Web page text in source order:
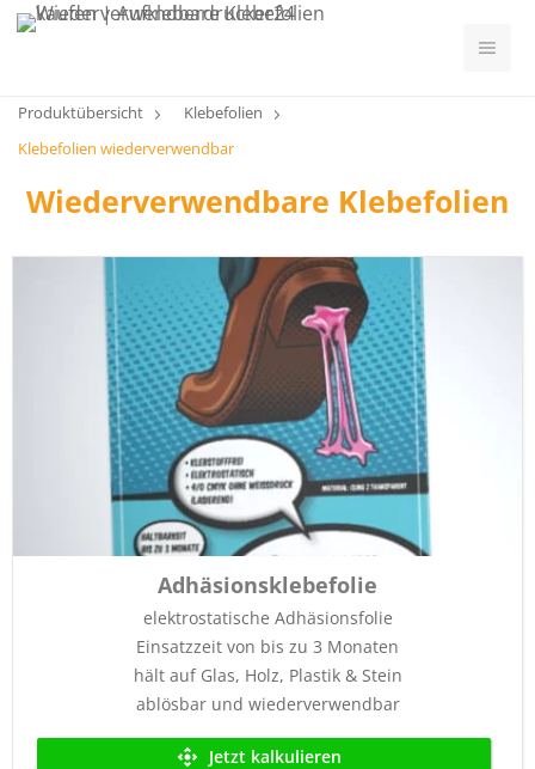
Produktübersicht
Klebefolien
Klebefolien wiederverwendbar
Wiederverwendbare Klebefolien
Adhäsionsklebefolie
elektrostatische Adhäsionsfolie
Einsatzzeit von bis zu 3 Monaten
hält auf Glas, Holz, Plastik & Stein
ablösbar und wiederverwendbar
Jetzt kalkulieren